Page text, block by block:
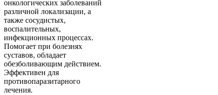
онкологических заболеваний
различной локализации, а
также сосудистых,
воспалительных,
инфекционных процессах.
Помогает при болезнях
суставов, обладает
обезболивающим действием.
Эффективен для
противопаразитарного
лечения.